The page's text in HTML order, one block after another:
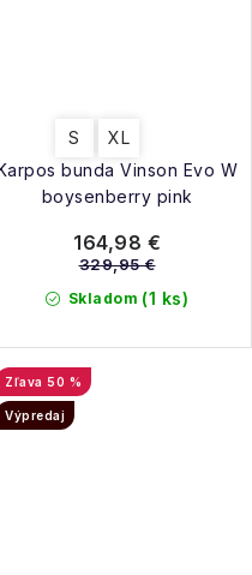
bunda Vinson Evo W
boysenberry pink
S XL
Skladom (1 ks)
164,98 €
329,95 €
50 %
Výpredaj